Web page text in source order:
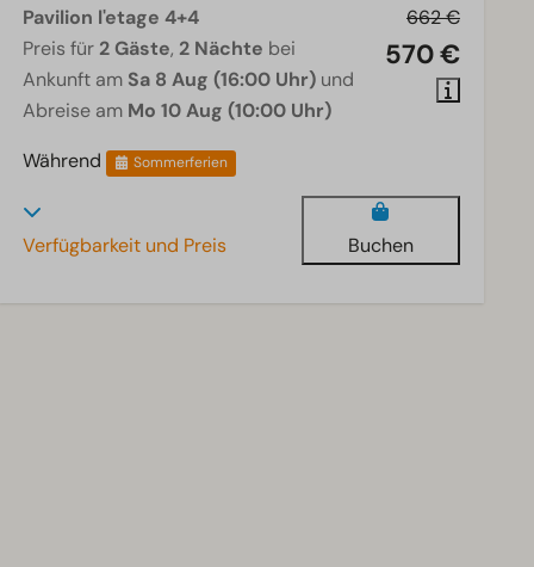
662 €
570 €
Pavilion l'etage 4+4
Preis für 2 Gäste, 2 Nächte bei
Ankunft am Sa 8 Aug (16:00 Uhr) und
Abreise am Mo 10 Aug (10:00 Uhr)
Während
Sommerferien
Verfügbarkeit und Preis Buchen